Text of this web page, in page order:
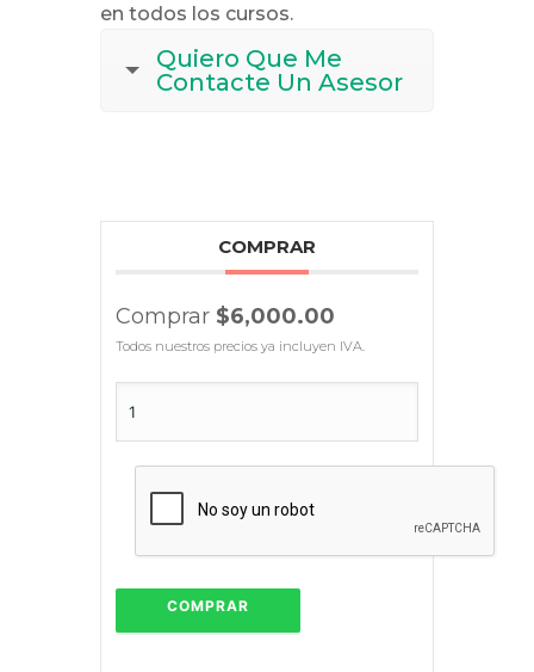
en todos los cursos.
Quiero Que Me
Contacte Un Asesor
COMPRAR
Comprar $6,000.00
Todos nuestros precios ya incluyen IVA.
COMPRAR